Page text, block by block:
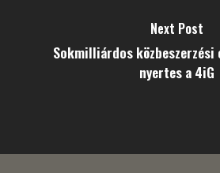
Next Post
Sokmilliárdos
nyertes a 4iG